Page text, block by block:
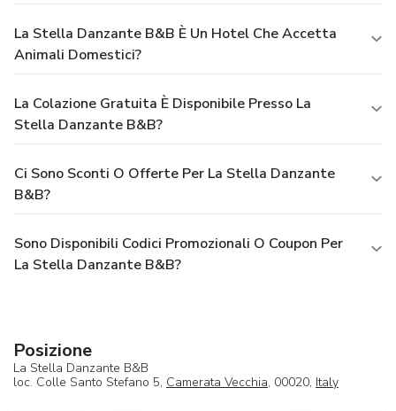
La Stella Danzante B&B È Un Hotel Che Accetta
Animali Domestici?
La Colazione Gratuita È Disponibile Presso La
Stella Danzante B&B?
Ci Sono Sconti O Offerte Per La Stella Danzante
B&B?
Sono Disponibili Codici Promozionali O Coupon Per
La Stella Danzante B&B?
Posizione
La Stella Danzante B&B
loc. Colle Santo Stefano 5, Camerata Vecchia, 00020, Italy